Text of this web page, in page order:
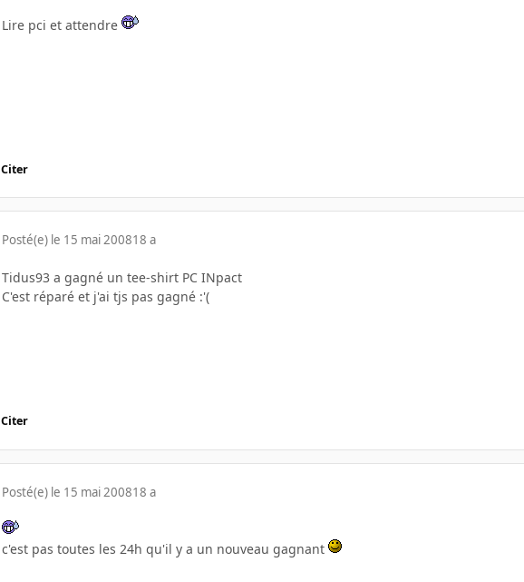
Lire pci et attendre
Citer
Posté(e) le 15 mai 200818 a
Tidus93 a gagné un tee-shirt PC INpact
C'est réparé et j'ai tjs pas gagné :'(
Citer
Posté(e) le 15 mai 200818 a
c'est pas toutes les 24h qu'il y a un nouveau gagnant